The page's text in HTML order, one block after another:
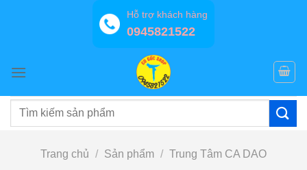
Hỗ trợ khách hàng
0945821522
Tìm
Trang chủ / Sản phẩm / Trung Tâm CA DAO